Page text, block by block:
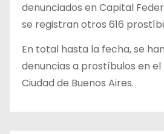
denunciados en Capital
se registran otros 616
En total hasta la fecha, se
denuncias a prostíbulos en
Ciudad de Buenos Aires.